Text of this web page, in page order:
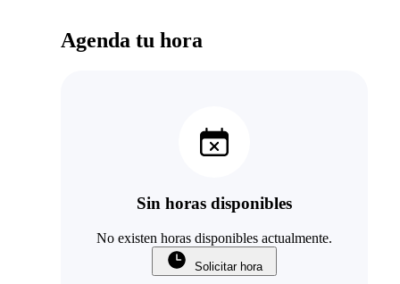
Agenda tu hora
Sin horas disponibles
No existen horas disponibles actualmente.
Solicitar hora